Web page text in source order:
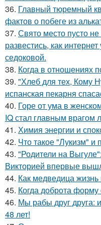
36. Главный тюремный
фактов о побеге из
37. Свято место пусто
развестись, как
седоковой.
38. Когда в отношениях
39. "Хлеб для тех, Кому
испанская пекарня
40. Горе от ума в
IQ стал главным врагом
41. Химия энергии и
42. Что такое "Лукизм" и
43. "Родители на
Викторией впервые
44. Как медведица жизнь
45. Когда доброта форму
46. Мы рабы друг друга:
48 лет!